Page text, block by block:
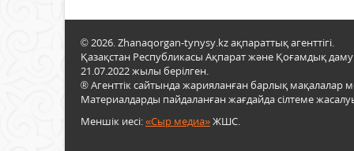
© 2026. Zhanaqorgan-tynysy.kz ақпараттық агенттігі.
Қазақстан Республикасы Ақпарат және Қоғамдық даму
21.07.2022 жылы берілген.
® Агенттік сайтында жарияланған барлық
Материалдарды пайдаланған жағдайда сілтеме
Меншік иесі:«Сыр медиа»ЖШС.